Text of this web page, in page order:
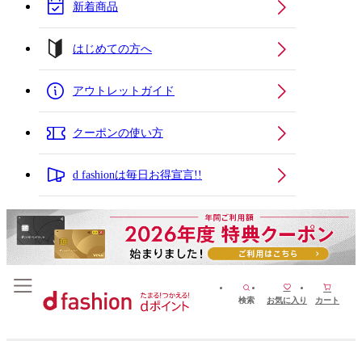
新着商品
はじめての方へ
アウトレットガイド
クーポンの使い方
d fashionは毎日お得宣言!!
検索 お気に入り カート